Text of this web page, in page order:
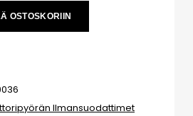
OSTOSKORIIN
Ilmansuodattimet